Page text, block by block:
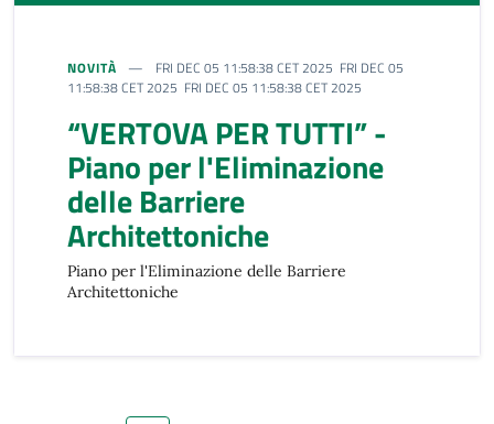
NOVITÀ
FRI DEC 05 11:58:38 CET 2025 FRI DEC 05
11:58:38 CET 2025 FRI DEC 05 11:58:38 CET 2025
“VERTOVA PER TUTTI” -
Piano per l'Eliminazione
delle Barriere
Architettoniche
Piano per l'Eliminazione delle Barriere
Architettoniche